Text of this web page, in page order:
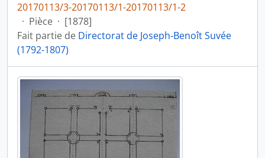
20170113/3-20170113/1-20170113/1-2
· Pièce · [1878]
Fait partie de Directorat de Joseph-Benoît Suvée
(1792-1807)